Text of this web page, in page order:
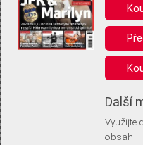
Pro základní fungování webu
(tzv. cookies apod.). Rádi
uložením volitelných informací:
Anonymní unikátní ID
Díky němu příště poznáme, že
Identifikátor je zcela anonymní.
Vaše souhlasy a odmítnutí si
vás už příště znovu neptali.
Další
Využijte
obsah